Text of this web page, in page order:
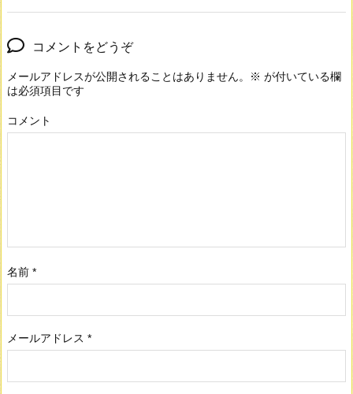
コメントをどうぞ
メールアドレスが公開されることはありません。 ※ が付いている欄
は必須項目です
コメント
名前 *
メールアドレス *